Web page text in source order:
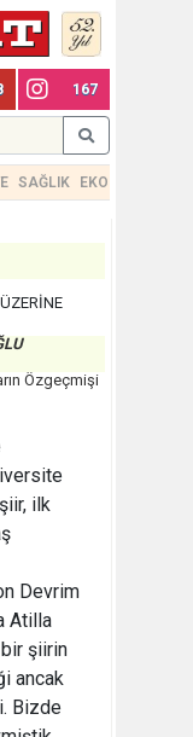
167
SAĞLIK EKONOMİ
Özgeçmişi
ilk
Devrim
Atilla
bir şiirin
ancak
Bizde